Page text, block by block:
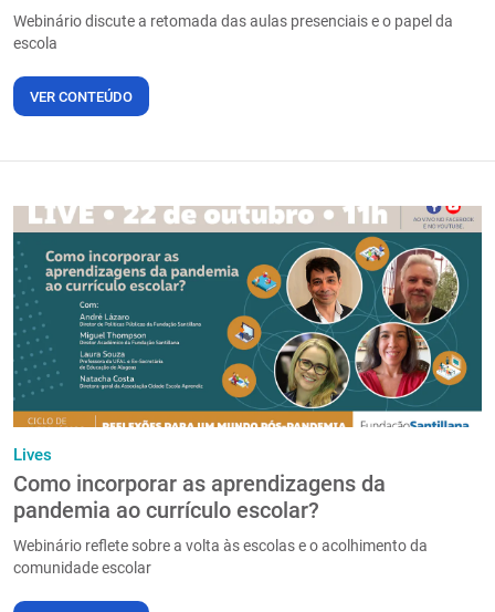
Webinário discute a retomada das aulas presenciais e o papel da
escola
VER CONTEÚDO
Lives
Como incorporar as aprendizagens da
pandemia ao currículo escolar?
Webinário reflete sobre a volta às escolas e o acolhimento da
comunidade escolar